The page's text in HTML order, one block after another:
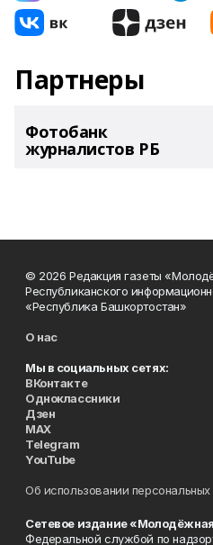
Партнеры
Фотобанк
журналистов РБ
© 2026 Редакция газеты
Республиканского
«Республика Башкортостан»
О нас
Мы в социальных сетях:
ВКонтакте
Одноклассники
Дзен
MAX
Telegram
YouTube
Об использовании персональных
Сетевое издание «Молодёжная
Федеральной службой по